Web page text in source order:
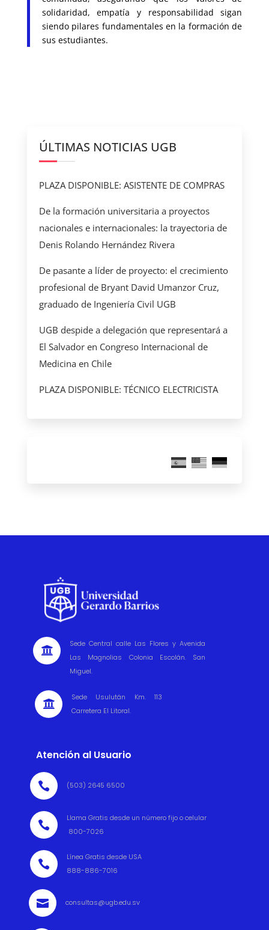
solidaridad, empatía y responsabilidad sigan
siendo pilares fundamentales en la formación de
sus estudiantes.
ÚLTIMAS NOTICIAS UGB
PLAZA DISPONIBLE: ASISTENTE DE COMPRAS
De la formación universitaria a proyectos
nacionales e internacionales: la trayectoria de
Denis Rolando Hernández Rivera
De pasante a líder de proyecto: el crecimiento
profesional de Bryant David Umanzor Cruz,
graduado de Ingeniería Civil UGB
UGB despide a delegación que representará a
El Salvador en Congreso Internacional de
Medicina en Chile
PLAZA DISPONIBLE: TÉCNICO ELECTRICISTA

Sede Central calle Las Flores y Avenida
Las Magnolias Colonia Escolán. San
Miguel.

Sede Usulután Km. 113
Carretera El Litoral.
Atención al Usuario
 (503) 2645 6500

Llama Gratis desde un número fijo o celular
800-7026

Línea Gratis desde USA
888-886-7016
 consultas@ugb.edu.sv